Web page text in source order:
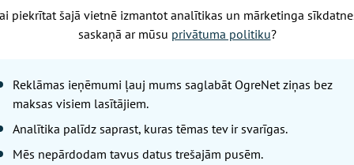
Ūdens temperatūra Latvijas
aptuveni 21 grādam
meteoroloģijas centra dati.
piekrītat šajā vietnē izmantot analītikas un mārketinga
saskaņā ar mūsu privātuma politiku?
Reklāmas ieņēmumi ļauj mums saglabāt OgreNet ziņas bez
maksas visiem lasītājiem.
Analītika palīdz saprast, kuras tēmas tev ir svarīgas.
Mēs nepārdodam tavus datus trešajām pusēm.